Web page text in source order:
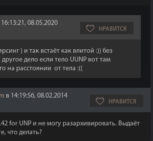
16:13:21, 08.05.2020
НРАВИТСЯ
) и так встаёт как влитой :)) без
дело если тело UUNP вот там
на расстоянии от тела :((
в 14:19:56, 08.02.2014
НРАВИТСЯ
for UNP и не могу разархивировать. Выдаёт
что делать?